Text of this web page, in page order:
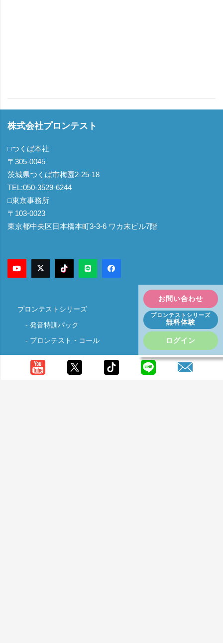
株式会社プロンテスト
□つくば本社
〒305-0045
茨城県つくば市梅園2-25-18
TEL:050-3529-6244
□東京事務所
〒103-0023
東京都中央区日本橋本町3-3-6 ワカ末ビル7階
プロンテストシリーズ
発音特訓パック
プロンテスト・コール
発音判定技術
発音力の効果
お問い合わせ
プロンテストシリーズ
無料体験
ログイン